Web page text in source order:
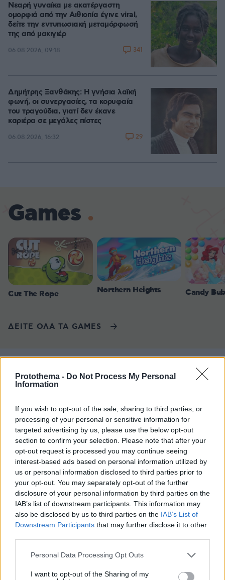
Protothema - Do Not Process My Personal
Information
If you wish to opt-out of the sale, sharing to third parties, or
processing of your personal or sensitive information for
targeted advertising by us, please use the below opt-out
section to confirm your selection. Please note that after your
opt-out request is processed you may continue seeing
interest-based ads based on personal information utilized by
us or personal information disclosed to third parties prior to
your opt-out. You may separately opt-out of the further
disclosure of your personal information by third parties on the
IAB’s list of downstream participants. This information may
also be disclosed by us to third parties on the IAB’s List of
Downstream Participants that may further disclose it to other
Please note that this website/app uses one or more Google
not limited to your visit or usage behaviour. You may click to
Personal Data Processing Opt Outs
I want to opt-out of the Sharing of my
Νεαρή γυναίκα με ακατέργαστη
ομορφιά από την Αιθιοπία έγινε viral,
δείτε την εντυπωσιακή μεταμόρφωσή
της από μακιγιέρ
06.08.2026, 09:18 341
Δημήτρης Ξανθάκης: Η γνήσια λαϊκή
φωνή, οι συνεργασίες, τα κορυφαία
του τραγούδια, γιατί δεν έκανε
καριέρα σε μεγάλες πίστες
06.08.2026, 16:32 29
Games
Cut The Rope Northern Heights Candy
ΔΕΙΤΕ ΟΛΑ ΤΑ GAMES
Best of Network